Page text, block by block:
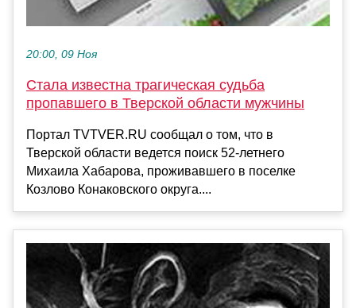
20:00, 09 Ноя
Стала известна трагическая судьба
пропавшего в Тверской области мужчины
Портал TVTVER.RU сообщал о том, что в
Тверской области ведется поиск 52-летнего
Михаила Хабарова, проживавшего в поселке
Козлово Конаковского округа....